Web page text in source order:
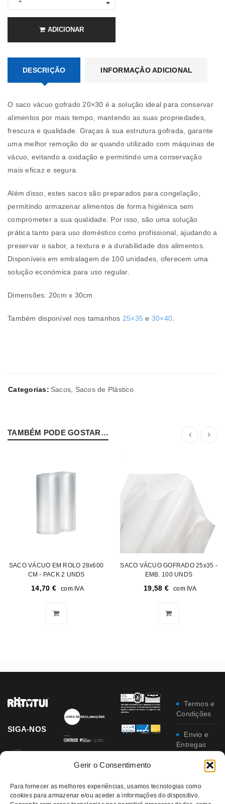
Gerir o Consentimento
Para fornecer as melhores experiências, usamos tecnologias como
cookies para armazenar e/ou aceder a informações do dispositivo.
ADICIONAR
DESCRIÇÃO INFORMAÇÃO ADICIONAL
O saco vácuo gofrado 20×30 é a solução ideal para conservar
alimentos por mais tempo, mantendo as suas propriedades,
frescura e qualidade. Graças à sua estrutura gofrada, garante
uma melhor remoção do ar quando utilizado com máquinas de
vácuo, evitando a oxidação e permitindo uma conservação
mais eficaz e segura.
Além disso, estes sacos são preparados para congelação,
permitindo armazenar alimentos de forma higiénica sem
comprometer a sua qualidade. Por isso, são uma solução
prática tanto para uso doméstico como profissional, ajudando a
preservar o sabor, a textura e a durabilidade dos alimentos.
Disponíveis em embalagem de 100 unidades, oferecem uma
solução económica para uso regular.
Dimensões: 20cm x 30cm.
Também disponível nos tamanhos 25×35 e 30×40.
Categorias: Sacos, Sacos de Plástico
TAMBÉM PODE GOSTAR…
SACO VÁCUO EM ROLO 28x600
CM - PACK 2 UNDS
14,70 € com IVA
SACO VÁCUO GOFRADO 25x35 -
EMB. 100 UNDS
19,58 € com IVA
SIGA-NOS
Termos e
Condições
Envio e
Entregas
Trocas e
Política